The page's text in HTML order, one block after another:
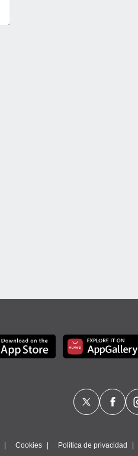
Cookies Política de privacidad